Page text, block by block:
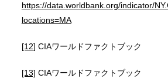
https://data.worldbank.org/indicator/
locations=MA
[12] CIAワールドファクトブック
[13] CIAワールドファクトブック